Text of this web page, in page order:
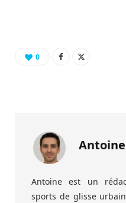
0
Antoine est un
sports de glisse